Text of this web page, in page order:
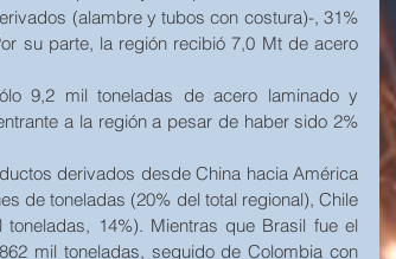
(alambre y tubos con costura)-, 31%
su parte, la región recibió 7,0 Mt de acero
9,2 mil toneladas de acero laminado y
a la región a pesar de haber sido 2%
derivados desde China hacia América
de toneladas (20% del total regional), Chile
14%). Mientras que Brasil fue el
mil toneladas, seguido de Colombia con